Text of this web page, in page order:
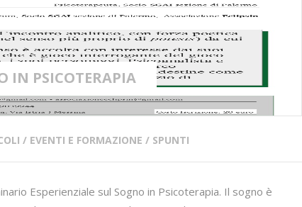
IN PSICOTERAPIA
/ EVENTI E FORMAZIONE / SPUNTI
Esperienziale sul Sogno in Psicoterapia. Il sogno è